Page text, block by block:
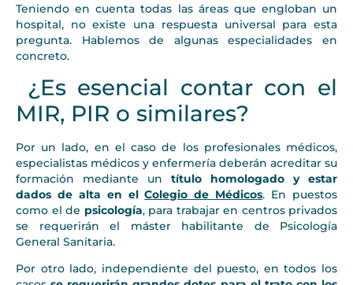
Teniendo en cuenta todas las áreas que engloban un
hospital, no existe una respuesta universal para esta
pregunta. Hablemos de algunas especialidades en
concreto.
¿Es esencial contar con el
MIR, PIR o similares?
Por un lado, en el caso de los profesionales médicos,
especialistas médicos y enfermería deberán acreditar su
formación mediante un título homologado y estar
dados de alta en el Colegio de Médicos. En puestos
como el de psicología, para trabajar en centros privados
se requerirán el máster habilitante de Psicología
General Sanitaria.
Por otro lado, independiente del puesto, en todos los